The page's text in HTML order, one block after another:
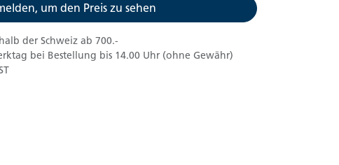
um den Preis zu sehen
der Schweiz ab 700.-
bei Bestellung bis 14.00 Uhr (ohne Gewähr)